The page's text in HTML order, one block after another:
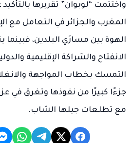
واختتمت “لوبوان” تقريرها
المغرب والجزائر في التعامل مع
الهوة بين مسارَي البلدين،
الانفتاح والشراكة الإقليمية
التمسك بخطاب المواجهة
جزءًا كبيرًا من نفوذها وتغرق في
مع تطلعات جيلها الشاب.